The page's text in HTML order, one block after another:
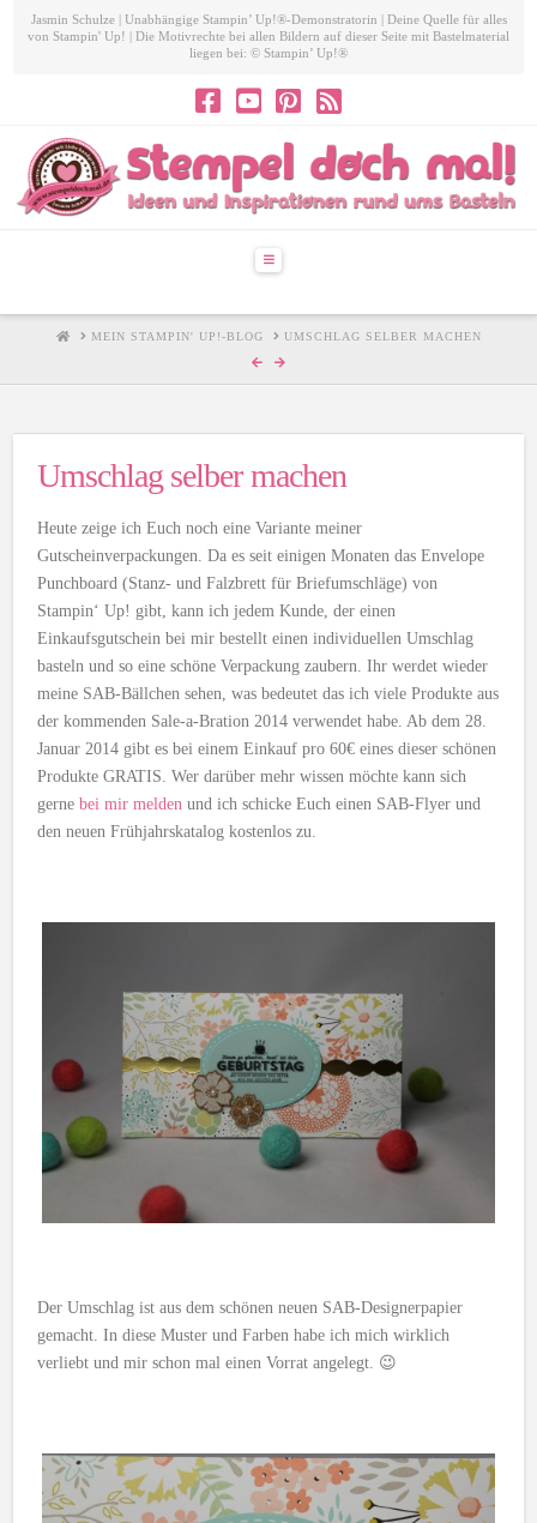
Jasmin Schulze | Unabhängige Stampin’ Up!®-Demonstratorin | Deine Quelle für alles
von Stampin' Up! | Die Motivrechte bei allen Bildern auf dieser Seite mit Bastelmaterial
liegen bei: © Stampin’ Up!®
Navigation
HOMEMEIN STAMPIN' UP!-BLOG UMSCHLAG SELBER MACHEN
Umschlag selber machen
Heute zeige ich Euch noch eine Variante meiner
Gutscheinverpackungen. Da es seit einigen Monaten das Envelope
Punchboard (Stanz- und Falzbrett für Briefumschläge) von
Stampin‘ Up! gibt, kann ich jedem Kunde, der einen
Einkaufsgutschein bei mir bestellt einen individuellen Umschlag
basteln und so eine schöne Verpackung zaubern. Ihr werdet wieder
meine SAB-Bällchen sehen, was bedeutet das ich viele Produkte aus
der kommenden Sale-a-Bration 2014 verwendet habe. Ab dem 28.
Januar 2014 gibt es bei einem Einkauf pro 60€ eines dieser schönen
Produkte GRATIS. Wer darüber mehr wissen möchte kann sich
gernebei mir melden und ich schicke Euch einen SAB-Flyer und
den neuen Frühjahrskatalog kostenlos zu.
Der Umschlag ist aus dem schönen neuen SAB-Designerpapier
gemacht. In diese Muster und Farben habe ich mich wirklich
verliebt und mir schon mal einen Vorrat angelegt. 😉